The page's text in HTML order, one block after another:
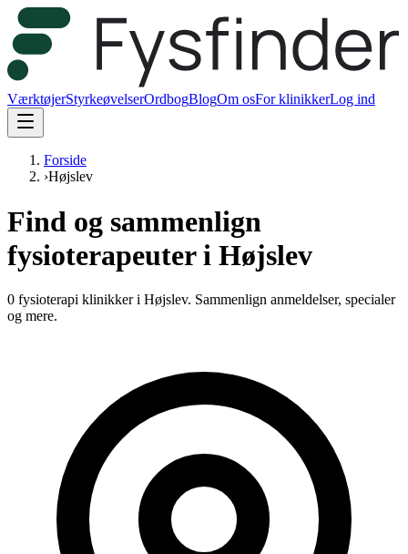
VærktøjerStyrkeøvelserOrdbogBlogOm osFor klinikkerLog ind
Forside
›Højslev
Find og sammenlign
fysioterapeuter i Højslev
0 fysioterapi klinikker i Højslev. Sammenlign anmeldelser, specialer
og mere.